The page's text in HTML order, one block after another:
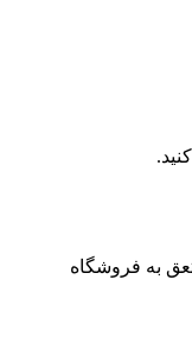
به فروشگاه